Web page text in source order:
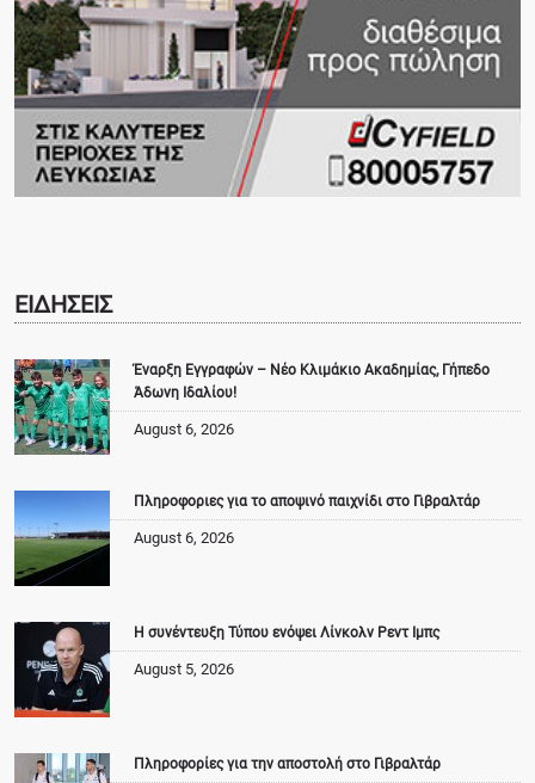
ΕΙΔΗΣΕΙΣ
Έναρξη Εγγραφών – Νέο Κλιμάκιο Ακαδημίας, Γήπεδο
Άδωνη Ιδαλίου!
August 6, 2026
Πληροφοριες για το αποψινό παιχνίδι στο Γιβραλτάρ
August 6, 2026
Η συνέντευξη Τύπου ενόψει Λίνκολν Ρεντ Ιμπς
August 5, 2026
Πληροφορίες για την αποστολή στο Γιβραλτάρ